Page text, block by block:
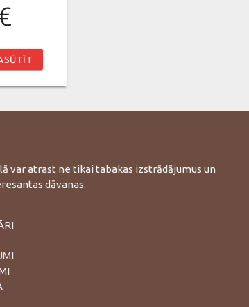
var atrast ne tikai tabakas izstrādājumus un
dāvanas.